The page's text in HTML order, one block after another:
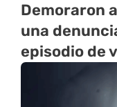
Demoraron
una
episodio de